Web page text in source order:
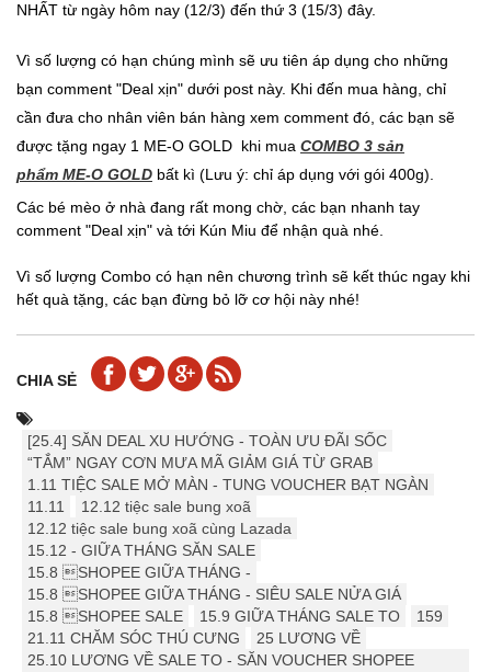
NHẤT từ ngày hôm nay (12/3) đến thứ 3 (15/3) đây.
Vì số lượng có hạn chúng mình sẽ ưu tiên áp dụng cho những
bạn comment "Deal xịn" dưới post này. Khi đến mua hàng, chỉ
cần đưa cho nhân viên bán hàng xem comment đó, các bạn sẽ
được tặng ngay 1 ME-O GOLD khi mua COMBO 3 sản
phẩm ME-O GOLD bất kì (Lưu ý: chỉ áp dụng với gói 400g).
Các bé mèo ở nhà đang rất mong chờ, các bạn nhanh tay
comment "Deal xịn" và tới Kún Miu để nhận quà nhé.
Vì số lượng Combo có hạn nên chương trình sẽ kết thúc ngay khi
hết quà tặng, các bạn đừng bỏ lỡ cơ hội này nhé!
CHIA SẺ
[25.4] ️️SĂN DEAL XU HƯỚNG - TOÀN ƯU ĐÃI SỐC
“TẮM” NGAY CƠN MƯA MÃ GIẢM GIÁ TỪ GRAB
1.11 TIỆC SALE MỞ MÀN - TUNG VOUCHER BẠT NGÀN
11.11
12.12 tiệc sale bung xoã
12.12 tiệc sale bung xoã cùng Lazada
15.12 - GIỮA THÁNG SĂN SALE
15.8 SHOPEE GIỮA THÁNG -
15.8 SHOPEE GIỮA THÁNG - SIÊU SALE NỬA GIÁ
15.8 SHOPEE SALE
15.9 ️GIỮA THÁNG SALE TO
159
21.11 CHĂM SÓC THÚ CƯNG
25 LƯƠNG VỀ
25.10 LƯƠNG VỀ SALE TO - SĂN VOUCHER SHOPEE